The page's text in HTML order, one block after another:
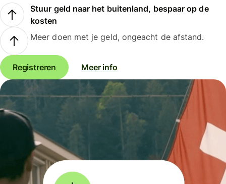
Stuur geld naar het buitenland, bespaar op de
kosten
Meer doen met je geld, ongeacht de afstand.
Registreren Meer info